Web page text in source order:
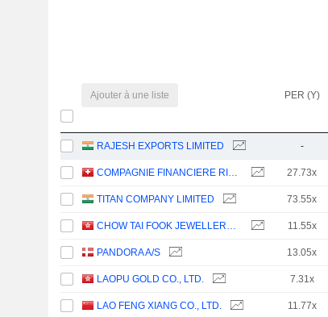
Ajouter à une liste PER (Y)
RAJESH EXPORTS LIMITED -
COMPAGNIE FINANCIERE RICHEMONT 27.73x
TITAN COMPANY LIMITED 73.55x
CHOW TAI FOOK JEWELLERY GROUP LIMITED 11.55x
PANDORA A/S 13.05x
LAOPU GOLD CO., LTD. 7.31x
LAO FENG XIANG CO., LTD. 11.77x